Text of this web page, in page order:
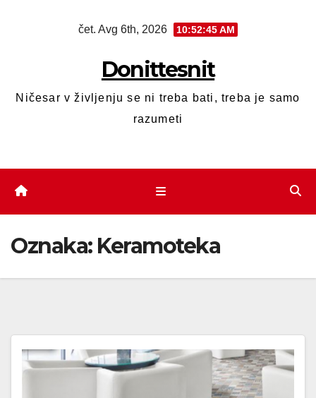
čet. Avg 6th, 2026 10:52:46 AM
Donittesnit
Ničesar v življenju se ni treba bati, treba je samo
razumeti
Oznaka: Keramoteka